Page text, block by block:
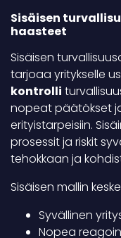
Sisäisen
haasteet
Sisäisen
tarjoaa yritykselle
kontrolli
nopeat päätökset
erityistarpeisiin.
prosessit ja riskit
tehokkaan ja
Sisäisen mallin
Syvällinen
Nopea